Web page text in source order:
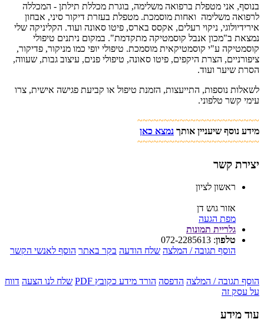
בנוסף, אני מטפלת ברפואה משלימה, בוגרת מכללת תילתן - המכללה
לרפואה משלימה ואחות מוסמכת. מטפלת בעזרת דיקור סיני, אבחון
אירידיולוגי, ניקוי רעלים, אקסס בארס, פיטו סאונה ועוד. הקליניקה שלי
נמצאת ב"מכון אנבל קוסמטיקה מתקדמת". במקום ניתנים טיפולי
קוסמטיקה ע"י קוסמטיקאית מוסמכת. טיפולי יופי כמו מניקור, פדיקור,
ציפורניים, הצרת היקפים, פיטו סאונה, טיפולי פנים, עיצוב גבות, שעווה,
הסרת שיער ועוד.
לשאלות נוספות, התייעצות, הזמנת טיפול או קביעת פגישה אישית, צרו
עימי קשר טלפוני.
~~~~~~~~~~~~~~~~~~~~~~~
מידע נוסף שיעניין אותך נמצא כאן
~~~~~~~~~~~~~~~~~~~~~~~
יצירת קשר
ראשון לציון
אזור גוש דן
מפת הגעה
גלריית תמונות
טלפון:
072-2285613
הוסף תגובה / המלצה שלח הודעה בקר באתר הוסף לאנשי הקשר
הוסף תגובה / המלצה הדפסה הורד מידע כקובץ PDF שלח לנו הצעה דווח
על עסק זה
עוד מידע